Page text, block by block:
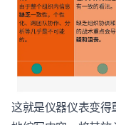
这就是仪器仪表变